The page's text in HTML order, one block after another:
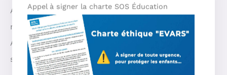
Avec Roxane Chafei et Alexis Da Silva, membres du
mouvement Mamans Louves
Avec Béatrice Rosen, actrice et lanceuse d’alerte
sur la maltraitance des enfants
Appel à signer la charte SOS Éducation